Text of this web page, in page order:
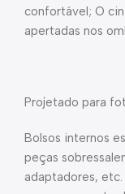
confortável; O
apertadas nos
Projetado para
Bolsos internos
peças
adaptadores,